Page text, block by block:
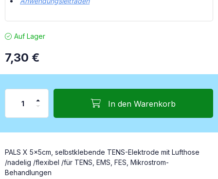
Auf Lager
7,30 €
In den Warenkorb
PALS X 5x5cm, selbstklebende TENS-Elektrode mit Lufthose
/nadelig /flexibel /für TENS, EMS, FES, Mikrostrom-
Behandlungen